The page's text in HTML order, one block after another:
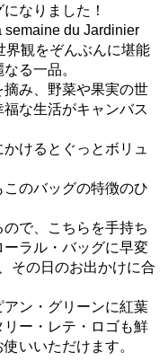
なりました！
semaine du Jardinier
界観をぞんぶんに堪能
る一品。
み、野菜や果実の世
な生活がキャンバス
けるとぐっとボリュ
のバッグの特徴のひ
で、こちらを手持ち
ラル・バッグに早変
その日のお出かけに合
ン・グリーンに紅葉
ー・レテ・ロゴも鮮
いいただけます。